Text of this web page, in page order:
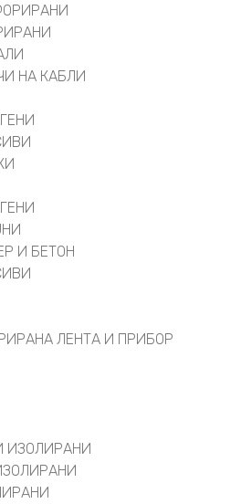
НА КАБЛИ
И БЕТОН
ЛЕНТА И ПРИБОР
ИЗОЛИРАНИ